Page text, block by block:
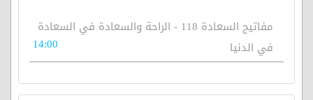
مفاتيح السعادة 118 - الراحة والسعادة في السعادة
في الدنيا
14:00